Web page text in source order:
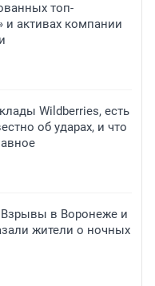
топ-
активах компании
Wildberries, есть
об ударах, и что
Взрывы в Воронеже и
жители о ночных